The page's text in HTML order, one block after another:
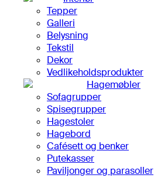
Tepper
Galleri
Belysning
Tekstil
Dekor
Vedlikeholdsprodukter
Hagemøbler
Sofagrupper
Spisegrupper
Hagestoler
Hagebord
Cafésett og benker
Putekasser
Paviljonger og parasoller